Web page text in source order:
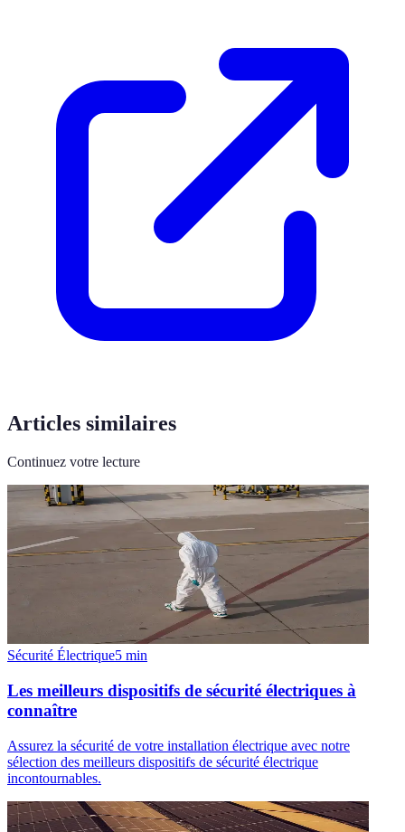
Articles similaires
Continuez votre lecture
Sécurité Électrique5 min
Les meilleurs dispositifs de sécurité électriques à
connaître
Assurez la sécurité de votre installation électrique avec notre
sélection des meilleurs dispositifs de sécurité électrique
incontournables.